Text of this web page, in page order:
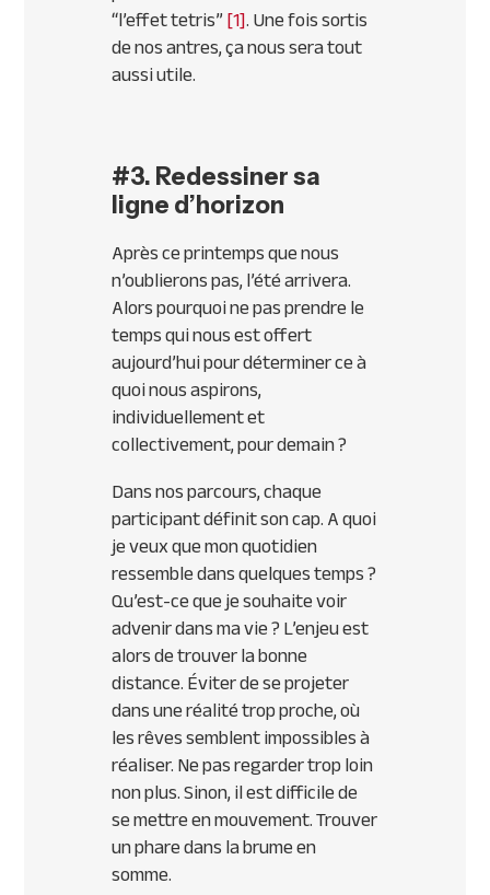
“l’effet tetris”[1]. Une fois sortis
de nos antres, ça nous sera tout
aussi utile.
#3. Redessiner sa
ligne d’horizon
Après ce printemps que nous
n’oublierons pas, l’été arrivera.
Alors pourquoi ne pas prendre le
temps qui nous est offert
aujourd’hui pour déterminer ce à
quoi nous aspirons,
individuellement et
collectivement, pour demain ?
Dans nos parcours, chaque
participant définit son cap. A quoi
je veux que mon quotidien
ressemble dans quelques temps ?
Qu’est-ce que je souhaite voir
advenir dans ma vie ? L’enjeu est
alors de trouver la bonne
distance. Éviter de se projeter
dans une réalité trop proche, où
les rêves semblent impossibles à
réaliser. Ne pas regarder trop loin
non plus. Sinon, il est difficile de
se mettre en mouvement. Trouver
un phare dans la brume en
somme.